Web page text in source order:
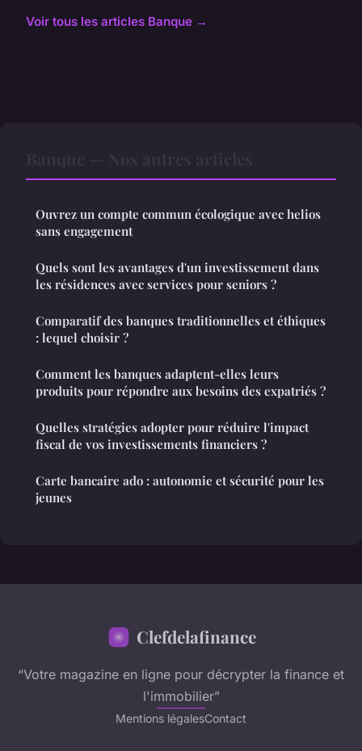
Voir tous les articles Banque →
Ouvrez un compte commun écologique avec helios
sans engagement
Quels sont les avantages d'un investissement dans
les résidences avec services pour seniors ?
Comparatif des banques traditionnelles et éthiques
: lequel choisir ?
Comment les banques adaptent-elles leurs
produits pour répondre aux besoins des expatriés ?
Quelles stratégies adopter pour réduire l'impact
fiscal de vos investissements financiers ?
Carte bancaire ado : autonomie et sécurité pour les
jeunes
Clefdelafinance
“Votre magazine en ligne pour décrypter la finance et
l'immobilier”
Mentions légalesContact